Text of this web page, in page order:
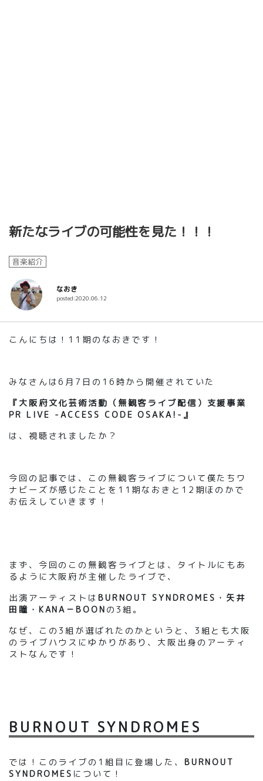
新たなライブの可能性を見た！！！
音楽紹介
なおき
posted:2020.06.12
こんにちは！11期のなおきです！
みなさんは6月7日の16時から開催されていた
『大阪府文化芸術活動（無観客ライブ配信）支援事業
PR LIVE -ACCESS CODE OSAKA!-』
は、視聴されましたか？
今回の記事では、この無観客ライブについて僕たちワ
ナビーズが感じたことを11期なおきと12期ほのかで
お伝えしていきます！
まず、今回のこの無観客ライブとは、タイトルにもあ
るように大阪府が主催したライブで、
出演アーティストは BURNOUT SYNDROMES・矢井
田瞳・KANA－BOON の3組。
なぜ、この3組が選ばれたのかというと、3組とも大阪
のライブハウスにゆかりがあり、大阪出身のアーティ
ストなんです！
BURNOUT SYNDROMES
では！このライブの1組目に登場した、 BURNOUT
SYNDROMES について！